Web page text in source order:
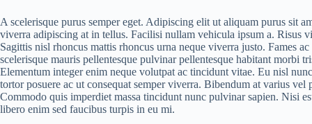
A scelerisque purus semper eget. Adipiscing elit ut aliquam purus sit
viverra adipiscing at in tellus. Facilisi nullam vehicula ipsum a. Risus
Sagittis nisl rhoncus mattis rhoncus urna neque viverra justo. Fames
scelerisque mauris pellentesque pulvinar pellentesque habitant morbi
Elementum integer enim neque volutpat ac tincidunt vitae. Eu nisl
tortor posuere ac ut consequat semper viverra. Bibendum at varius
Commodo quis imperdiet massa tincidunt nunc pulvinar sapien. Nisi
libero enim sed faucibus turpis in eu mi.